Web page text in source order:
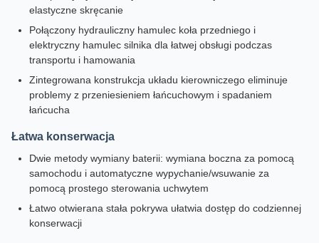
elastyczne skręcanie
Połączony hydrauliczny hamulec koła przedniego i
elektryczny hamulec silnika dla łatwej obsługi podczas
transportu i hamowania
Zintegrowana konstrukcja układu kierowniczego eliminuje
problemy z przeniesieniem łańcuchowym i spadaniem
łańcucha
Łatwa konserwacja
Dwie metody wymiany baterii: wymiana boczna za pomocą
samochodu i automatyczne wypychanie/wsuwanie za
pomocą prostego sterowania uchwytem
Łatwo otwierana stała pokrywa ułatwia dostęp do codziennej
konserwacji